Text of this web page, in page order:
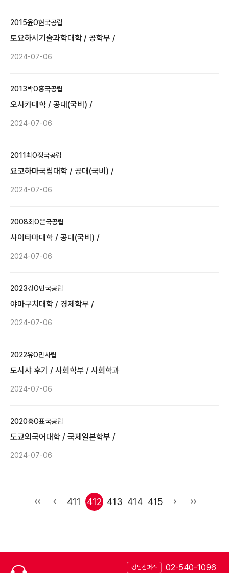
2015윤O현국공립
토요하시기술과학대학 / 공학부 /
2024-07-06
2013박O홍국공립
오사카대학 / 공대(국비) /
2024-07-06
2011최O정국공립
요코하마국립대학 / 공대(국비) /
2024-07-06
2008최O은국공립
사이타마대학 / 공대(국비) /
2024-07-06
2023강O민국공립
야마구치대학 / 경제학부 /
2024-07-06
2022유O민사립
도시샤 후기 / 사회학부 / 사회학과
2024-07-06
2020홍O표국공립
도쿄외국어대학 / 국제일본학부 /
2024-07-06
411 412 413 414 415
강남캠퍼스 02-540-1096